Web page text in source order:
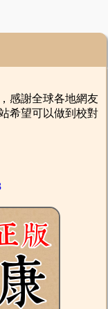
感謝全球各地網友
希望可以做到校對